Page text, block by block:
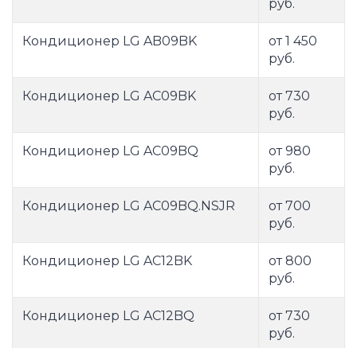
руб.
Кондиционер LG AB09BK
от 1 450
руб.
Кондиционер LG AC09BK
от 730
руб.
Кондиционер LG AC09BQ
от 980
руб.
Кондиционер LG AC09BQ.NSJR
от 700
руб.
Кондиционер LG AC12BK
от 800
руб.
Кондиционер LG AC12BQ
от 730
руб.